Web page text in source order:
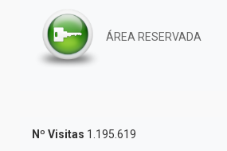
ÁREA RESERVADA
Nº Visitas 1.195.619